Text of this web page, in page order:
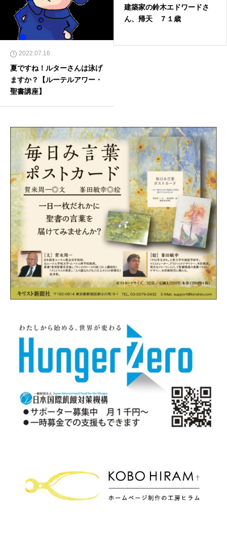
2022.07.16
夏ですね！ルターさんは泳げ
ますか？【ルーテルアワー・
聖書講座】
建築家の鈴木エドワードさ
ん、帰天 ７１歳